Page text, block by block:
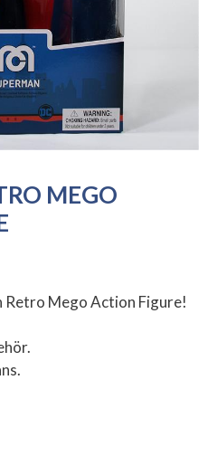
MEGO
Retro Mego Action Figure!